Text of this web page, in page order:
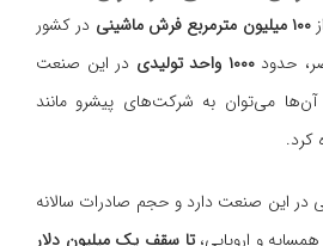
۱۰۰ میلیون مترمربع فرش ماشینی
در کشور
حدود۱۰۰۰ واحد تولیدی
در این صنعت
آن‌ها می‌توان به شرکت‌های پیشرو مانند
کرد.
در این صنعت دارد و حجم صادرات سالانه
و اروپایی،تا سقف یک میلیون دلار